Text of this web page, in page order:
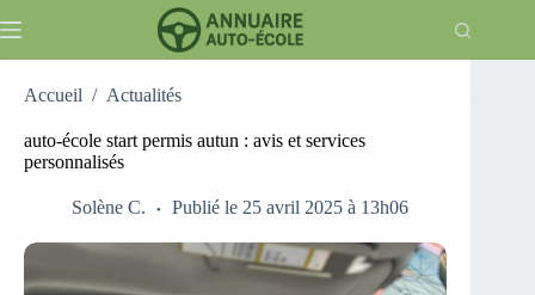
au
Accueil / Actualités
auto-école start permis autun : avis et services
personnalisés
Solène C. Publié le 25 avril 2025 à 13h06